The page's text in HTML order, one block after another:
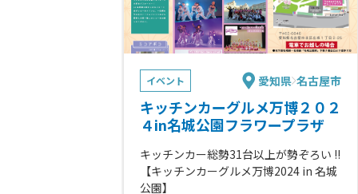
イベント 愛知県 名古屋市
キッチンカーグルメ万博２０２
４in名城公園フラワープラザ
キッチンカー総勢31台以上が勢ぞろい !!
【キッチンカーグルメ万博2024 in 名城
公園】